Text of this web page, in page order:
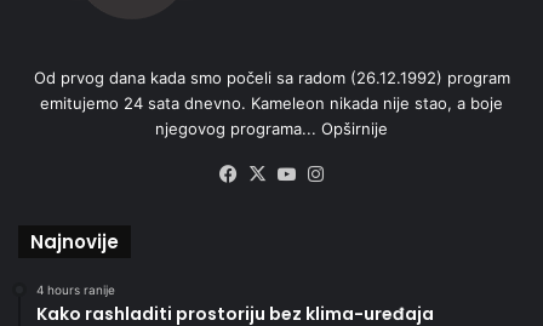
Od prvog dana kada smo počeli sa radom (26.12.1992) program
emitujemo 24 sata dnevno. Kameleon nikada nije stao, a boje
njegovog programa... Opširnije
Facebook
X YouTube
Najnovije
4 hours ranije
Kako rashladiti prostoriju bez klima-uređaja